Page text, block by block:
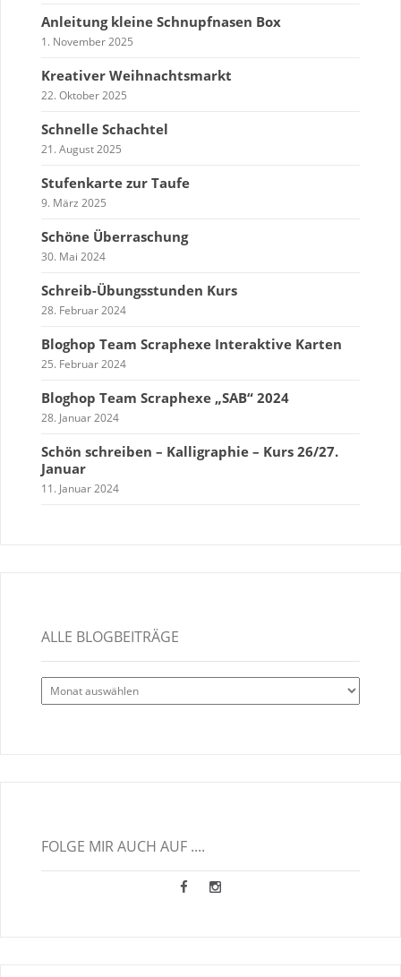
Anleitung kleine Schnupfnasen Box
1. November 2025
Kreativer Weihnachtsmarkt
22. Oktober 2025
Schnelle Schachtel
21. August 2025
Stufenkarte zur Taufe
9. März 2025
Schöne Überraschung
30. Mai 2024
Schreib-Übungsstunden Kurs
28. Februar 2024
Bloghop Team Scraphexe Interaktive Karten
25. Februar 2024
Bloghop Team Scraphexe „SAB“ 2024
28. Januar 2024
Schön schreiben – Kalligraphie – Kurs 26/27.
Januar
11. Januar 2024
ALLE BLOGBEITRÄGE
Alle
Blogbeiträge
FOLGE MIR AUCH AUF ....